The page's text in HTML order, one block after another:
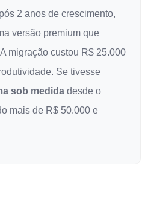
2 anos de crescimento,
versão premium que
migração custou R$ 25.000
Se tivesse
sob medida desde o
mais de R$ 50.000 e